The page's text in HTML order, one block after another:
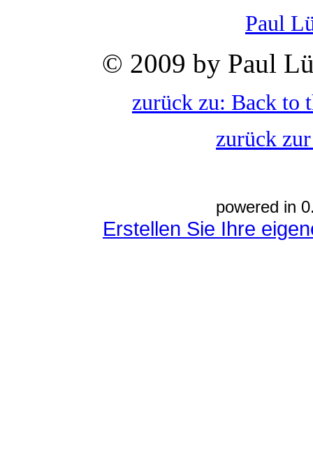
Paul
© 2009 by Paul
zurück zu: Back to
zurück
powered in
Erstellen Sie Ihre